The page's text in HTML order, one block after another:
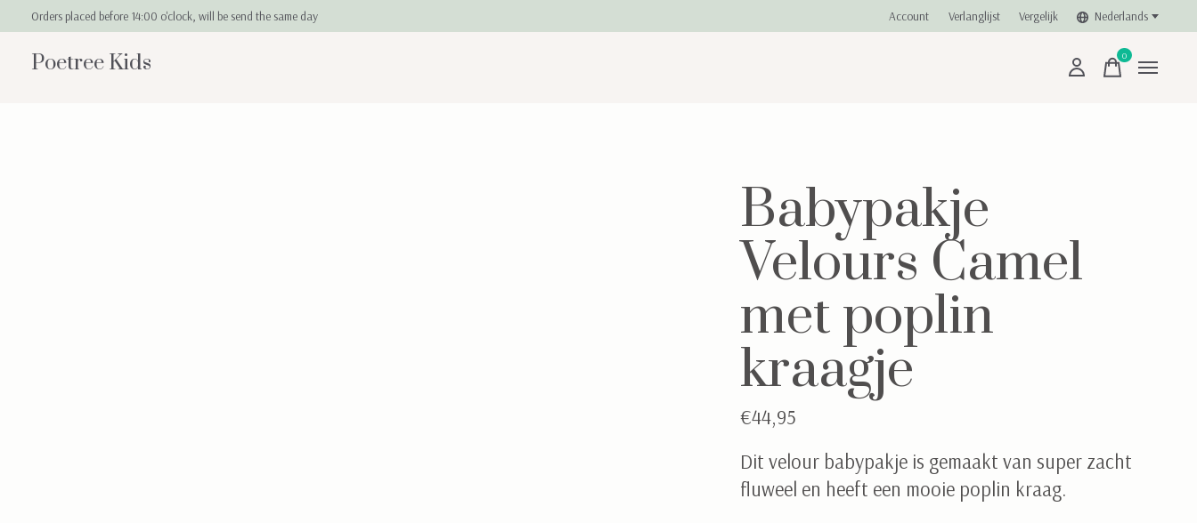
Orders placed before 14:00 o'clock, will be send the same day Account Verlanglijst Vergelijk Nederlands
Poetree Kids 0items
Babypakje
Velours Camel
met poplin
kraagje
€44,95
Dit velour babypakje is gemaakt van super zacht
fluweel en heeft een mooie poplin kraag.